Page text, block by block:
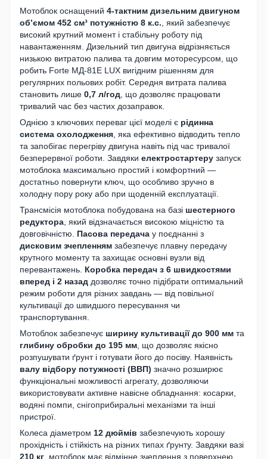
Мотоблок оснащений 4-тактним дизельним двигуном
об’ємом 452 см³ потужністю 8 к.с. , який забезпечує
високий крутний момент і стабільну роботу під
навантаженням. Дизельний тип двигуна відрізняється
низькою витратою палива та довгим моторесурсом, що
робить Forte МД-81Е LUX вигідним рішенням для
регулярних польових робіт. Середня витрата палива
становить лише 0,7 л/год , що дозволяє працювати
тривалий час без частих дозаправок.
Однією з ключових переваг цієї моделі є рідинна
система охолодження , яка ефективно відводить тепло
та запобігає перегріву двигуна навіть під час тривалої
безперервної роботи. Завдяки електростартеру запуск
мотоблока максимально простий і комфортний —
достатньо повернути ключ, що особливо зручно в
холодну пору року або при щоденній експлуатації.
Трансмісія мотоблока побудована на базі шестерного
редуктора , який відзначається високою міцністю та
довговічністю. Пасова передача у поєднанні з
дисковим зчепленням забезпечує плавну передачу
крутного моменту та захищає основні вузли від
перевантажень. Коробка передач з 6 швидкостями
вперед і 2 назад дозволяє точно підібрати оптимальний
режим роботи для різних завдань — від повільної
культивації до швидшого пересування чи
транспортування.
Мотоблок забезпечує ширину культивації до 900 мм та
глибину обробки до 195 мм , що дозволяє якісно
розпушувати ґрунт і готувати його до посіву. Наявність
валу відбору потужності (ВВП) значно розширює
функціональні можливості агрегату, дозволяючи
використовувати активне навісне обладнання: косарки,
водяні помпи, снігоприбиральні механізми та інші
пристрої.
Колеса діаметром 12 дюймів забезпечують хорошу
прохідність і стійкість на різних типах ґрунту. Завдяки вазі
210 кг , мотоблок має відмінне зчеплення з поверхнею,